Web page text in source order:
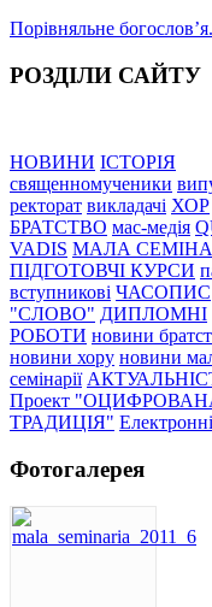
Порівняльне богословʼя.
РОЗДІЛИ САЙТУ
НОВИНИ ІСТОРІЯ
священномученики
ректорат викладачі ХОР
БРАТСТВО мас-медія
VADIS МАЛА
ПІДГОТОВЧІ КУРСИ
вступникові ЧАСОПИС
"СЛОВО" ДИПЛОМНІ
РОБОТИ новини
новини хору новини
семінарії
Проект
ТРАДИЦІЯ"
Фотогалерея